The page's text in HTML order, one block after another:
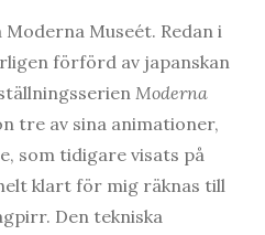
Museét. Redan i
förförd av japanskan
Moderna
tre av sina animationer,
som tidigare visats på
klart för mig räknas till
Den tekniska